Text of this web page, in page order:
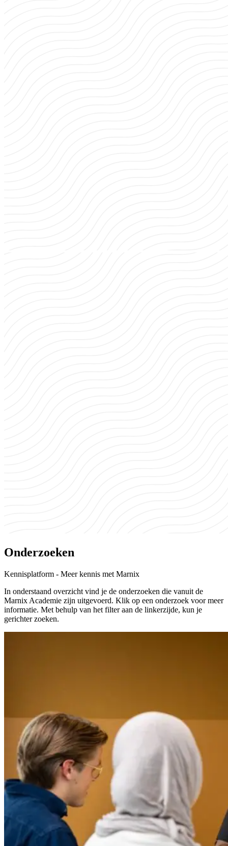
Onderzoeken
Kennisplatform - Meer kennis met Marnix
In onderstaand overzicht vind je de onderzoeken die vanuit de
Marnix Academie zijn uitgevoerd. Klik op een onderzoek voor meer
informatie. Met behulp van het filter aan de linkerzijde, kun je
gerichter zoeken.